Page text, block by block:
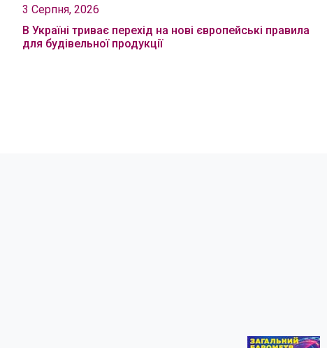
3 Серпня, 2026
В Україні триває перехід на нові європейські правила
для будівельної продукції